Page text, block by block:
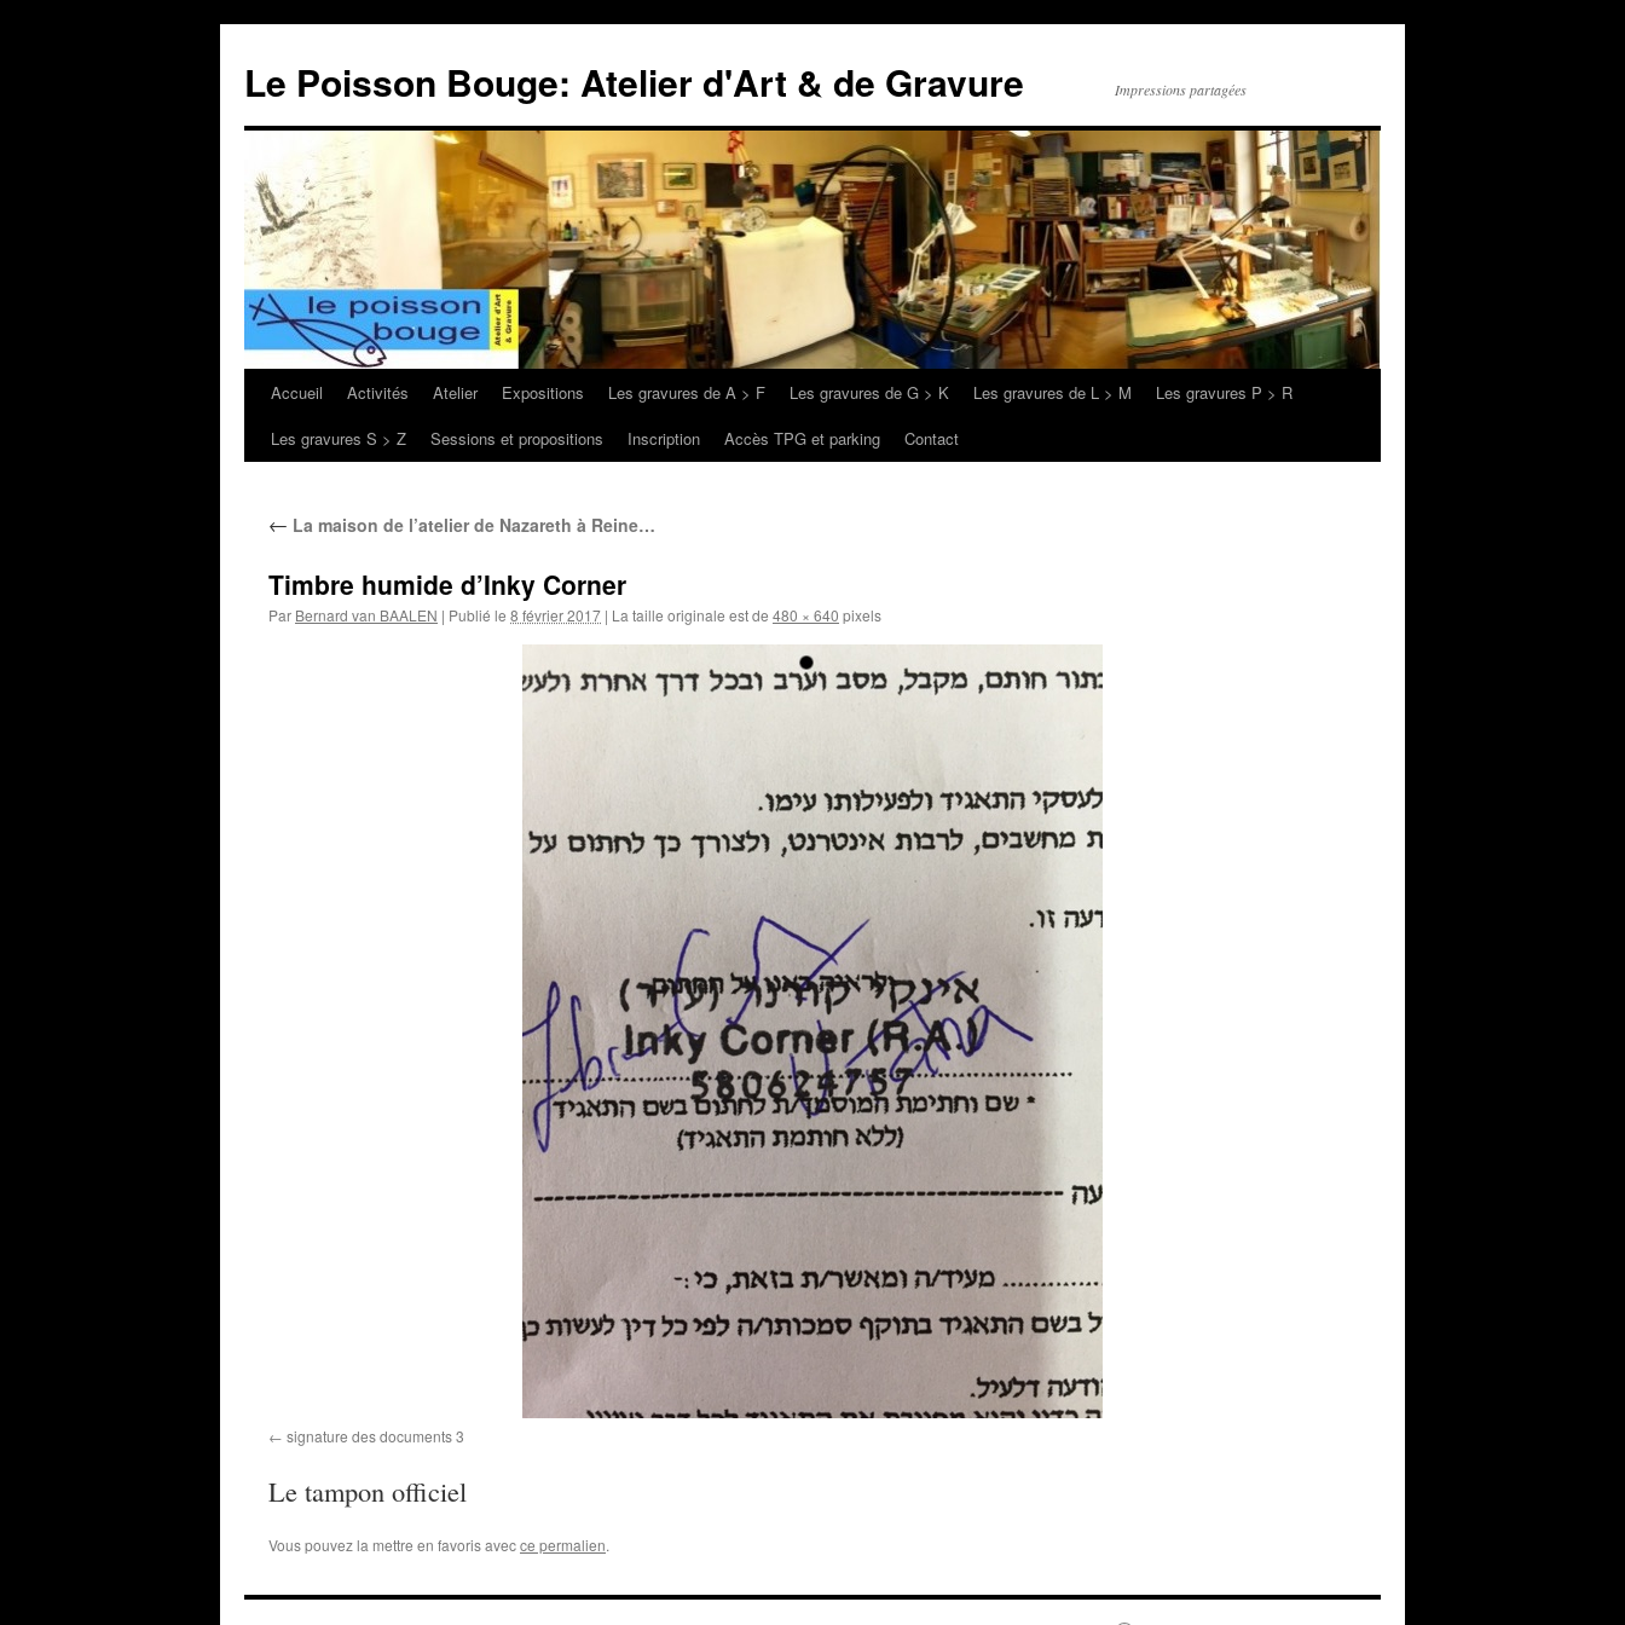
Le Poisson Bouge: Atelier d'Art & de Gravure Impressions partagées
Aller
Accueil Activités Atelier Expositions Les gravures de A > F Les gravures de G > K Les gravures de L > M
Les gravures P > R
Les gravures S > Z
Sessions et propositions Inscription Accès TPG et parking Contact
← La maison de l’atelier de Nazareth à Reine…
Timbre humide d’Inky Corner
Par Bernard van BAALEN | Publié le 8 février 2017 | La taille originale est de 480 × 640 pixels
signature des documents 3
Le tampon officiel
Vous pouvez la mettre en favoris avecce permalien.